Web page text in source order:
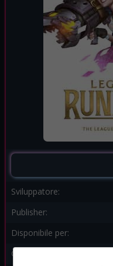
Sviluppatore:
Publisher:
Disponibile per:
Genere: